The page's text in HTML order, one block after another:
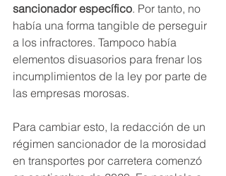
sancionador específico. Por tanto, no
había una forma tangible de perseguir
a los infractores. Tampoco había
elementos disuasorios para frenar los
incumplimientos de la ley por parte de
las empresas morosas.
Para cambiar esto, la redacción de un
régimen sancionador de la morosidad
en transportes por carretera comenzó